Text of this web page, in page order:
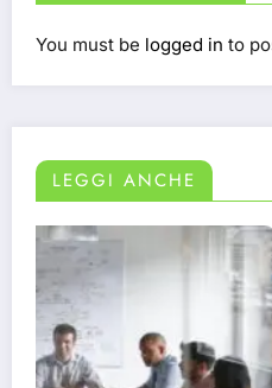
You must be logged in to
LEGGI ANCHE